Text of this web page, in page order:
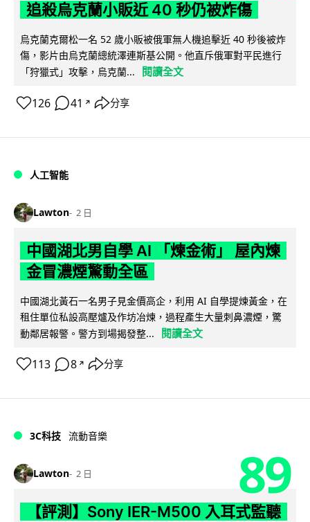
追殺烏克蘭小販近 40 秒仍被炸傷
烏克蘭克爾松一名 52 歲小販被俄軍無人機追擊近 40 秒後被炸
傷，影片由烏克蘭總統澤連斯基公開。他直斥俄軍對平民進行
「狩獵式」攻擊，烏克蘭...
閱讀全文
126 41 ↗ 分享
人工智能
Lawton 2 日
中國湖北男自學 AI 「煉金術」 屋內煉
金冒濃煙驚動全區
中國湖北黃石一名男子見金價高企，利用 AI 自學提煉黃金，在
租住單位私設高壓爐及作坊冶煉，過程產生大量刺鼻濃煙，驚
動鄰居報警。警方到場揭發整...
閱讀全文
113 8 ↗ 分享
3C科技 流動音樂
Lawton 2 日 89
【評測】Sony IER-M500 入耳式監聽